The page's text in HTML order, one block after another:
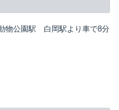
物公園駅 白岡駅より車で8分